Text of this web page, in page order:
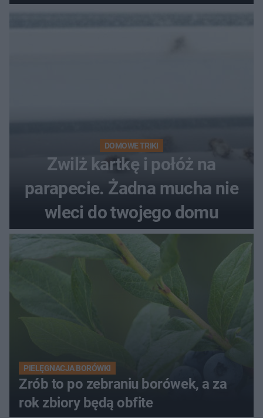
kobiety
DOMOWE TRIKI
Zwilż kartkę i połóż na
parapecie. Żadna mucha nie
wleci do twojego domu
PIELĘGNACJA BORÓWKI
Zrób to po zebraniu borówek, a za
rok zbiory będą obfite